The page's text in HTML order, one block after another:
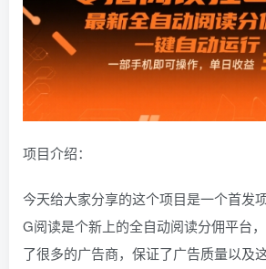
项目介绍：
今天给大家分享的这个项目是一个首发
G阅读是个新上的全自动阅读分佣平台
了很多的广告商，保证了广告质量以及